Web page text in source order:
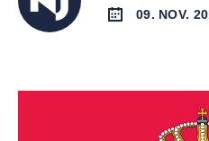
09. NOV.